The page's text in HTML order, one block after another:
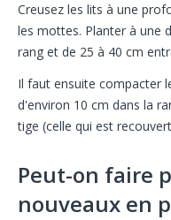
Creusez les lits à une
les mottes. Planter à une
rang et de 25 à 40 cm
Il faut ensuite compacter
d'environ 10 cm dans la
tige (celle qui est
Peut-on faire
nouveaux en